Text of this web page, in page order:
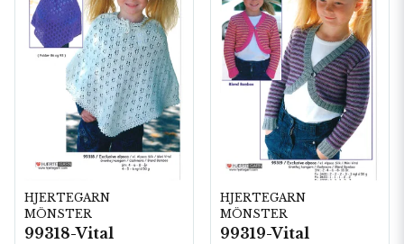
HJERTEGARN
MÖNSTER
99318-Vital
HJERTEGARN
MÖNSTER
99319-Vital